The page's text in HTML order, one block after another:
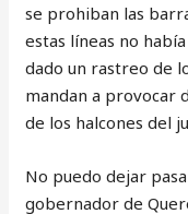
se prohiban las
estas líneas no
dado un rastreo de
mandan a provocar
de los halcones del
No puedo dejar
gobernador de